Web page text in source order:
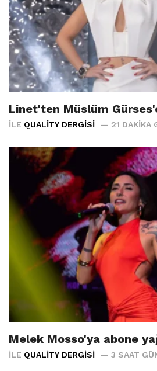
Linet'ten Müslüm
İLE QUALITY DERGISI 21 DAKIKA
Melek Mosso'ya abone
İLE QUALITY DERGISI 3 SAAT